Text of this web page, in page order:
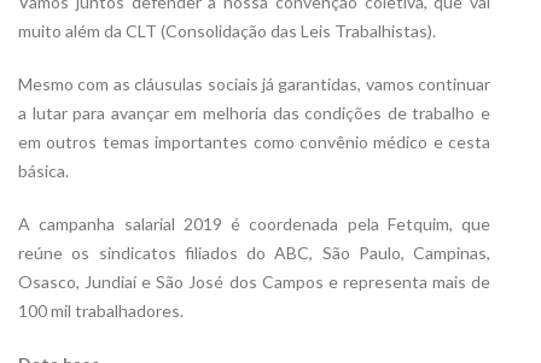
muito além da CLT (Consolidação das Leis Trabalhistas).
Mesmo com as cláusulas sociais já garantidas, vamos continuar
a lutar para avançar em melhoria das condições de trabalho e
em outros temas importantes como convênio médico e cesta
básica.
A campanha salarial 2019 é coordenada pela Fetquim, que
reúne os sindicatos filiados do ABC, São Paulo, Campinas,
Osasco, Jundiaí e São José dos Campos e representa mais de
100 mil trabalhadores.